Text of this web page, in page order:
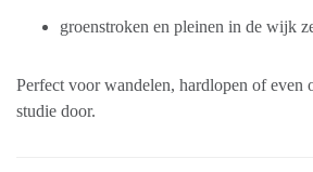
groenstroken en pleinen in de wijk
Perfect voor wandelen, hardlopen of even
studie door.